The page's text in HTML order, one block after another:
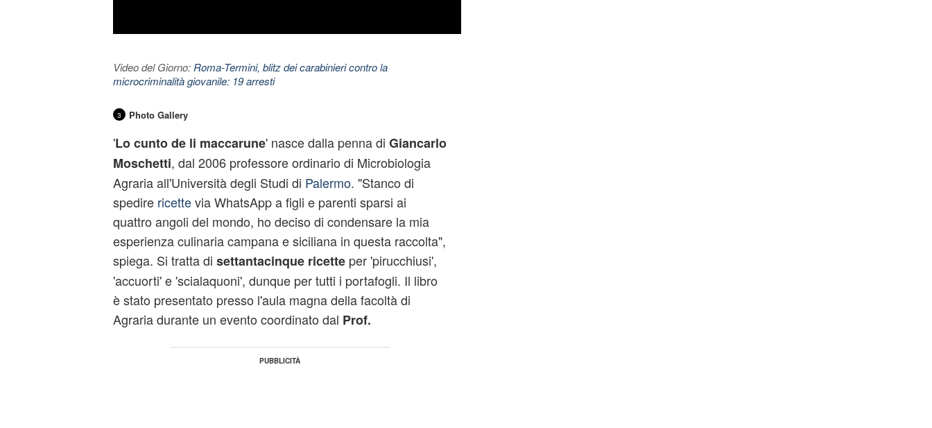
Video del Giorno: Roma-Termini, blitz dei carabinieri contro la
microcriminalità giovanile: 19 arresti
3 Photo Gallery
'Lo cunto de li maccarune' nasce dalla penna di Giancarlo
Moschetti, dal 2006 professore ordinario di Microbiologia
Agraria all'Università degli Studi di Palermo. "Stanco di
spedire ricettevia WhatsApp a figli e parenti sparsi ai
quattro angoli del mondo, ho deciso di condensare la mia
esperienza culinaria campana e siciliana in questa raccolta",
spiega. Si tratta di settantacinque ricetteper 'pirucchiusi',
'accuorti' e 'scialaquoni', dunque per tutti i portafogli. Il libro
è stato presentato presso l'aula magna della facoltà di
Agraria durante un evento coordinato dal Prof.